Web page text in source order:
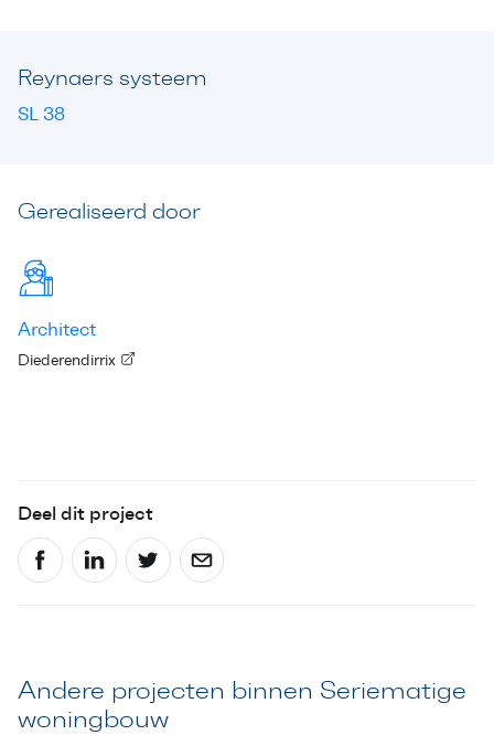
Reynaers systeem
SL 38
Gerealiseerd door
Architect
Diederendirrix
Deel dit project
Andere projecten binnen Seriematige
woningbouw